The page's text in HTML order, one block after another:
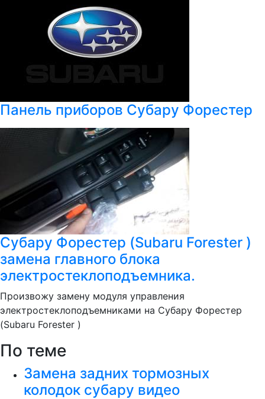
Панель приборов Субару Форестер
Субару Форестер (Subaru Forester )
замена главного блока
электростеклоподъемника.
Произвожу замену модуля управления
электростеклоподъемниками на Субару Форестер
(Subaru Forester )
По теме
Замена задних тормозных
колодок субару видео